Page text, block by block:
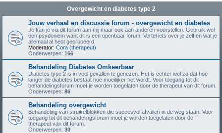
Overgewicht en diabetes type 2
Jouw verhaal en discussie forum - overgewicht en diabetes
Je kan je via dit forum aan mij maar ook aan anderen voorstellen. Gebruik wel
een psydoniem want dit is een openbaar forum. Vertel iets over je zelf en wat je
allemaal al hebt geprobeerd.
Moderator: Cora (therapeut)
Onderwerpen: 166
Behandeling Diabetes Omkeerbaar
Diabetes type 2 is in veel gevallen te genezen. Het is echter wel zo dat hoe
langer de diabetes bestaat hoe moeilijker het wordt. Voor toegang tot dit
behandelingsforum moet je worden toegelaten door de therapeut van dit forum.
Onderwerpen: 86
Behandeling overgewicht
Behandeling van struikelblokken die succesvol afvallen in de weg staan. Voor
toegang tot dit behandelingsforum moet je worden toegelaten door de
therapeut van dit forum.
Onderwerpen: 30